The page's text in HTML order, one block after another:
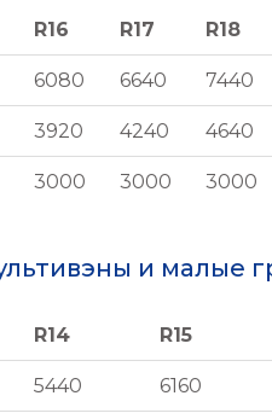
R16 R17 R18
R16 R17 R18
6080 6640 7440
3920 4240 4640
3000 3000 3000
и малые
R14 R15
R14 R15
5440 6160